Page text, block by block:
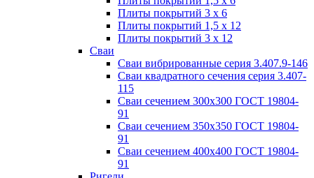
Плиты покрытий 3 x 6
Плиты покрытий 1,5 x 12
Плиты покрытий 3 x 12
Сваи
Сваи вибрированные серия 3.407.9-146
Сваи квадратного сечения серия 3.407-
115
Сваи сечением 300х300 ГОСТ 19804-
91
Сваи сечением 350х350 ГОСТ 19804-
91
Сваи сечением 400х400 ГОСТ 19804-
91